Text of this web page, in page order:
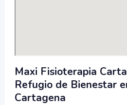
Maxi Fisioterapia
Refugio de Bienestar
Cartagena